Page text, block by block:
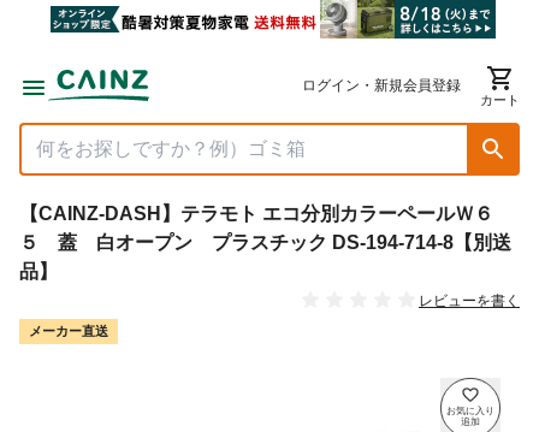
ログイン・新規会員登録
カート
【CAINZ-DASH】テラモト エコ分別カラーペールＷ６
５ 蓋 白オープン プラスチック DS-194-714-8【別送
品】
レビューを書く
メーカー直送